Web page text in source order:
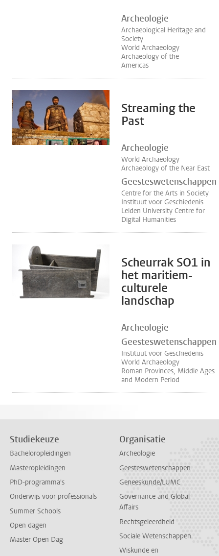
Archeologie
Archaeological Heritage and
Society
World Archaeology
Archaeology of the
Americas
Streaming the
Past
Archeologie
World Archaeology
Archaeology of the Near East
Geesteswetenschappen
Centre for the Arts in Society
Instituut voor Geschiedenis
Leiden University Centre for
Digital Humanities
Scheurrak SO1 in
het maritiem-
culturele
landschap
Archeologie
Geesteswetenschappen
Instituut voor Geschiedenis
World Archaeology
Roman Provinces, Middle Ages
and Modern Period
Studiekeuze
Bacheloropleidingen
Masteropleidingen
PhD-programma's
Onderwijs voor professionals
Summer Schools
Open dagen
Master Open Dag
Organisatie
Archeologie
Geesteswetenschappen
Geneeskunde/LUMC
Governance and Global
Affairs
Rechtsgeleerdheid
Sociale Wetenschappen
Wiskunde en